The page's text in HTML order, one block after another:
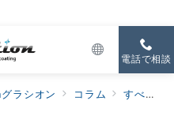
電話で相談
ラシオン コラム すべての新着